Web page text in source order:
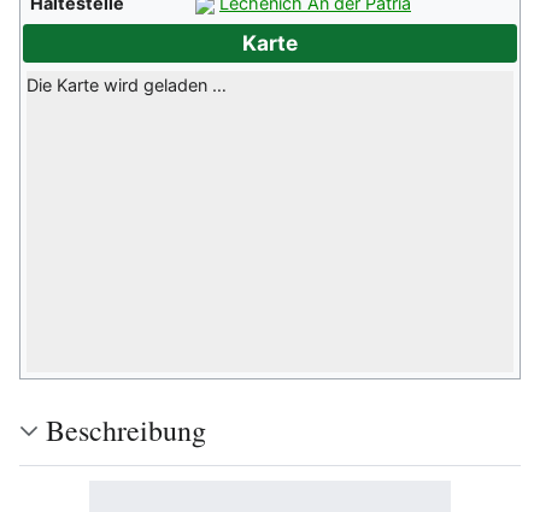
Karte
Die Karte wird geladen …
Beschreibung